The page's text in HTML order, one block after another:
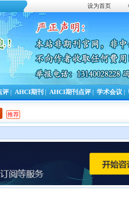
设为首页
评 AHCI期刊 AHCI期刊点评 学术会议
推荐